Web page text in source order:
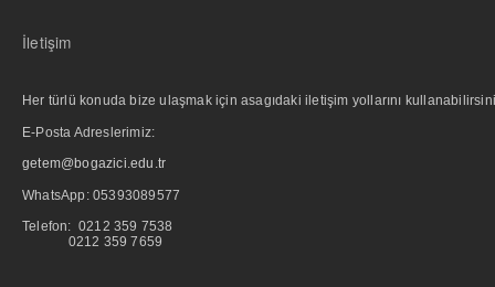
İletişim
Her türlü konuda bize ulaşmak için asagıdaki iletişim yollarını
E-Posta Adreslerimiz:
getem@bogazici.edu.tr
WhatsApp: 05393089577
Telefon: 0212 359 7538
0212 359 7659